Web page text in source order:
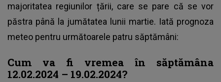
majoritatea regiunilor țării, care se pare că se vor
păstra până la jumătatea lunii martie. Iată prognoza
meteo pentru următoarele patru săptămâni:
Cum va fi vremea în săptămâna
12.02.2024 – 19.02.2024?